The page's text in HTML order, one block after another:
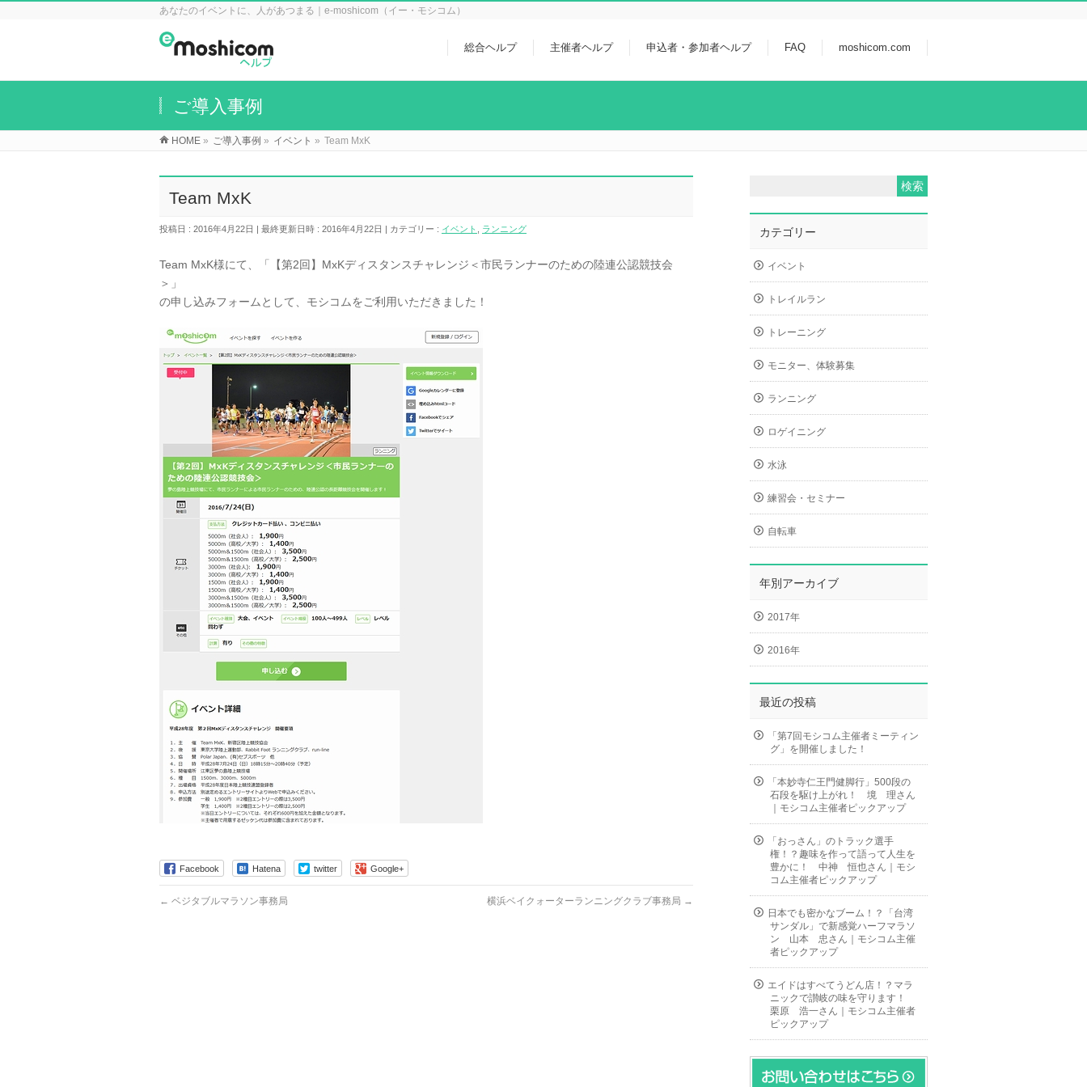
あなたのイベントに、人があつまる｜e-moshicom（イー・モシコム）
総合ヘルプ 主催者ヘルプ 申込者・参加者ヘルプ FAQ moshicom.com
ご導入事例
HOME » ご導入事例 » イベント » Team MxK
Team MxK
投稿日 : 2016年4月22日 最終更新日時 : 2016年4月22日 カテゴリー : イベント ランニング
Team MxK様にて、「【第2回】MxKディスタンスチャレンジ＜市民ランナーのための陸連公認競技会
＞」
の申し込みフォームとして、モシコムをご利用いただきました！
Facebook Hatena twitter Google+
← ベジタブルマラソン事務局 横浜ベイクォーターランニングクラブ事務局 →
カテゴリー
イベント
トレイルラン
トレーニング
モニター、体験募集
ランニング
ロゲイニング
水泳
練習会・セミナー
自転車
年別アーカイブ
2017年
2016年
最近の投稿
「第7回モシコム主催者ミーティン
グ」を開催しました！
「本妙寺仁王門健脚行」500段の
石段を駆け上がれ！ 境 理さん
｜モシコム主催者ピックアップ
「おっさん」のトラック選手
権！？趣味を作って語って人生を
豊かに！ 中神 恒也さん｜モシ
コム主催者ピックアップ
日本でも密かなブーム！？「台湾
サンダル」で新感覚ハーフマラソ
ン 山本 忠さん｜モシコム主催
者ピックアップ
エイドはすべてうどん店！？マラ
ニックで讃岐の味を守ります！
栗原 浩一さん｜モシコム主催者
ピックアップ